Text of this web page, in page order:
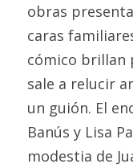
obras
caras
cómico brillan
sale a relucir
un guión. El
Banús y Lisa
modestia de